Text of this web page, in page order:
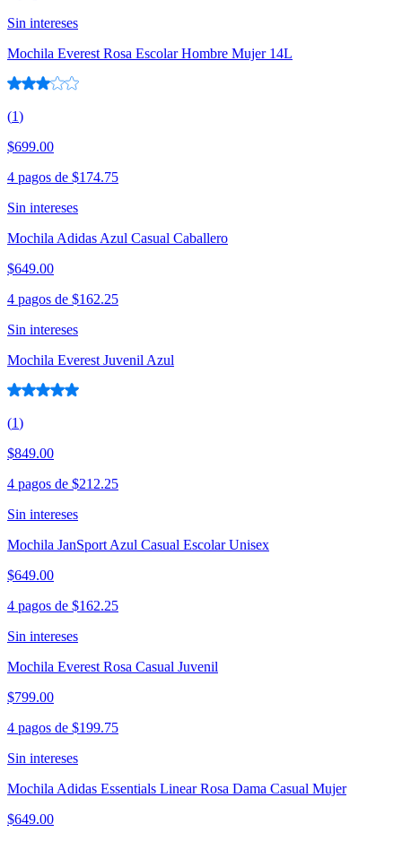
Sin intereses
Mochila Everest Rosa Escolar Hombre Mujer 14L
(1)
$699.00
4 pagos de $174.75
Sin intereses
Mochila Adidas Azul Casual Caballero
$649.00
4 pagos de $162.25
Sin intereses
Mochila Everest Juvenil Azul
(1)
$849.00
4 pagos de $212.25
Sin intereses
Mochila JanSport Azul Casual Escolar Unisex
$649.00
4 pagos de $162.25
Sin intereses
Mochila Everest Rosa Casual Juvenil
$799.00
4 pagos de $199.75
Sin intereses
Mochila Adidas Essentials Linear Rosa Dama Casual Mujer
$649.00